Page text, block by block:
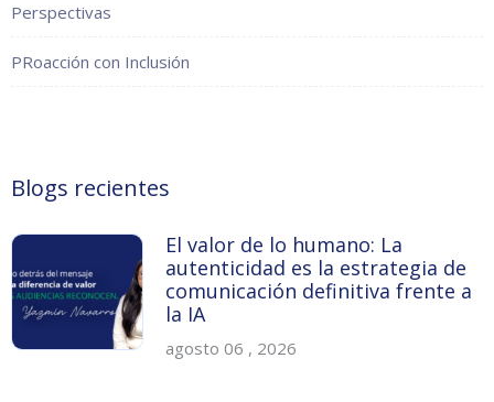
Perspectivas
PRoacción con Inclusión
Blogs recientes
El valor de lo humano: La
autenticidad es la estrategia de
comunicación definitiva frente a
la IA
agosto 06 , 2026